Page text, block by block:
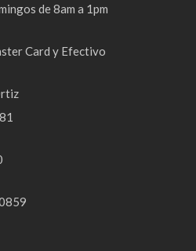
de 8am a 1pm
Card y Efectivo